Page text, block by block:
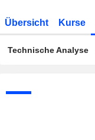
Übersicht Kurse
Technische Analyse